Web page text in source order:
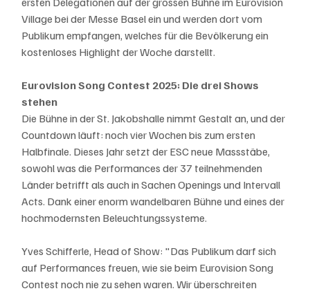
Village bei der Messe Basel ein und werden dort vom
Publikum empfangen, welches für die Bevölkerung ein
kostenloses Highlight der Woche darstellt.
Eurovision Song Contest 2025: Die drei Shows
stehen
Die Bühne in der St. Jakobshalle nimmt Gestalt an, und der
Countdown läuft: noch vier Wochen bis zum ersten
Halbfinale. Dieses Jahr setzt der ESC neue Massstäbe,
sowohl was die Performances der 37 teilnehmenden
Länder betrifft als auch in Sachen Openings und Intervall
Acts. Dank einer enorm wandelbaren Bühne und eines der
hochmodernsten Beleuchtungssysteme.
Yves Schifferle, Head of Show: "Das Publikum darf sich
auf Performances freuen, wie sie beim Eurovision Song
Contest noch nie zu sehen waren. Wir überschreiten